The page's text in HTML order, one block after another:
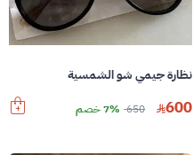
نظارة جيمي شو الشمسية
600
650 7% خصم